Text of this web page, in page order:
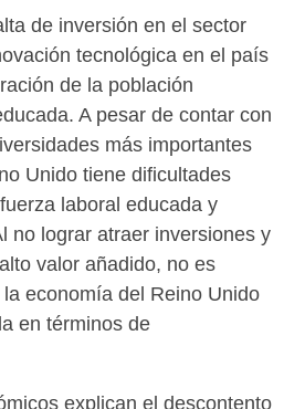
de inversión en el sector
tecnológica en el país
de la población
A pesar de contar con
más importantes
Unido tiene dificultades
laboral educada y
no lograr atraer inversiones y
valor añadido, no es
economía del Reino Unido
en términos de
explican el descontento